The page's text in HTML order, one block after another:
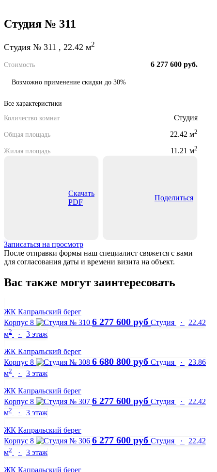
Студия № 311
Студия № 311 , 22.42 м2
Стоимость 6 277 600 руб.
Возможно применение скидки до 30%
Все характеристики
Количество комнат
Студия
Общая площадь 22.42 м2
Жилая площадь 11.21 м2
Скачать
PDF
Поделиться
Записаться на просмотр
После отправки формы наш специалист свяжется с вами
для согласования даты и времени визита на объект.
Вас также могут заинтересовать
ЖК Капральский берег
Корпус 8
6 277 600 руб Студия ·
22.42
м2 · 3 этаж
ЖК Капральский берег
Корпус 8
6 680 800 руб Студия ·
23.86
м2 · 3 этаж
ЖК Капральский берег
Корпус 8
6 277 600 руб Студия ·
22.42
м2 · 3 этаж
ЖК Капральский берег
Корпус 8
6 277 600 руб Студия ·
22.42
м2 · 3 этаж
ЖК Капральский берег